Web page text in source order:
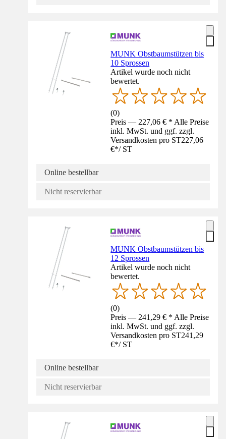
MUNK Obstbaumstützen bis
10 Sprossen
Artikel wurde noch nicht
bewertet.
(0)
Preis — 227,06 € * Alle Preise
inkl. MwSt. und ggf. zzgl.
Versandkosten pro ST227,06
€*/ ST
Online bestellbar
Nicht reservierbar
MUNK Obstbaumstützen bis
12 Sprossen
Artikel wurde noch nicht
bewertet.
(0)
Preis — 241,29 € * Alle Preise
inkl. MwSt. und ggf. zzgl.
Versandkosten pro ST241,29
€*/ ST
Online bestellbar
Nicht reservierbar